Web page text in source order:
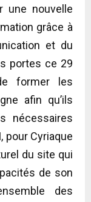
une nouvelle
grâce à
et du
portes ce 29
former les
afin qu’ils
nécessaires
pour Cyriaque
du site qui
de son
des